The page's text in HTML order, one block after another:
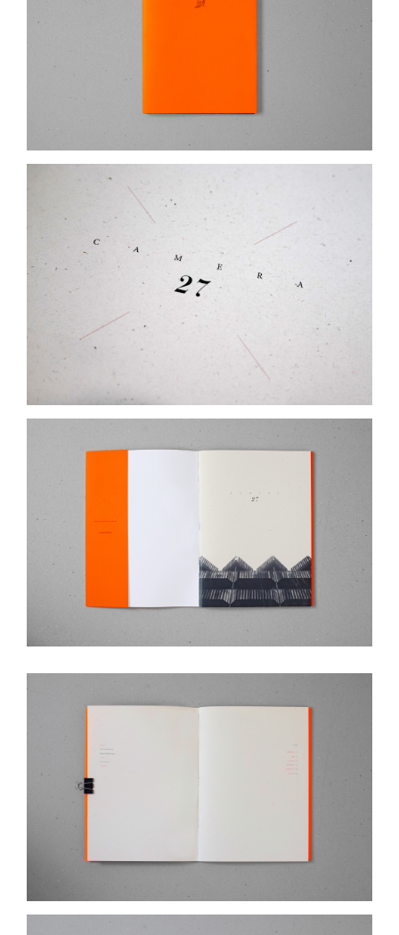
Un viaggio di ricerca compiuto da due
Portuale di Dovadola (FC), edificio incompiuto
e dimenticato, divenuto terreno per un
intervento di design site-specific.
Qui, l’essenza del progetto si rivela: il vero
design nasce dalla necessità, dalla funzione,
dall’adattarsi al contesto. Un esperimento
radicale che si traduce in un volume
autoprodotto, costruito come documento
visivo e teorico dell’intero processo.
Le immagini, scattate in pellicola 35mm,
restituiscono l’atmosfera grezza e autentica del
luogo. La copertina, stampata su materiale flash,
genera un black-out visivo che contrasta
volutamente con la narrazione interna fatta di
materia, luce e intenzione progettuale.